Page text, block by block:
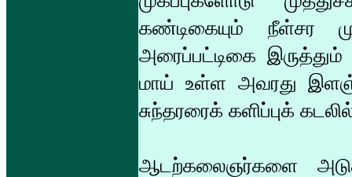
கண்டிகையும் நீள்சர
அரைப்பட்டிகை இருத்தும்
மாய் உள்ள அவரது இளஞ்
சுந்தரரைக் களிப்புக்
ஆடற்கலைஞர்களை